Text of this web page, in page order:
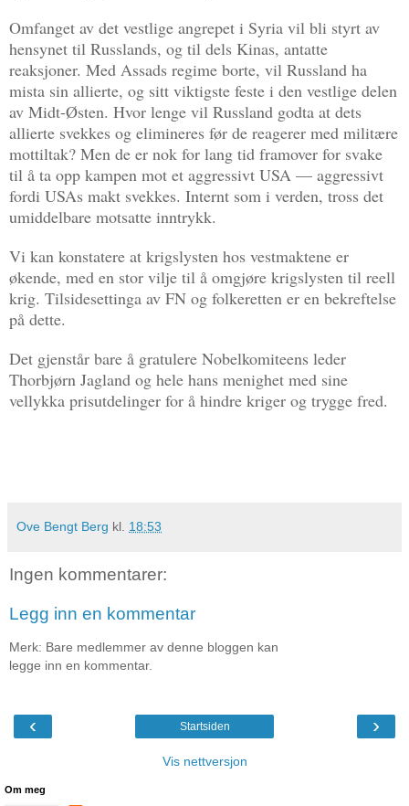
Omfanget av det vestlige angrepet i Syria vil bli styrt av
hensynet til Russlands, og til dels Kinas, antatte
reaksjoner. Med Assads regime borte, vil Russland ha
mista sin allierte, og sitt viktigste feste i den vestlige delen
av Midt-Østen. Hvor lenge vil Russland godta at dets
allierte svekkes og elimineres før de reagerer med militære
mottiltak? Men de er nok for lang tid framover for svake
til å ta opp kampen mot et aggressivt USA — aggressivt
fordi USAs makt svekkes. Internt som i verden, tross det
umiddelbare motsatte inntrykk.
Vi kan konstatere at krigslysten hos vestmaktene er
økende, med en stor vilje til å omgjøre krigslysten til reell
krig. Tilsidesettinga av FN og folkeretten er en bekreftelse
på dette.
Det gjenstår bare å gratulere Nobelkomiteens leder
Thorbjørn Jagland og hele hans menighet med sine
vellykka prisutdelinger for å hindre kriger og trygge fred.
Ove Bengt Berg kl. 18:53
Ingen kommentarer:
Legg inn en kommentar
Merk: Bare medlemmer av denne bloggen kan
legge inn en kommentar.
‹ ›
Startsiden
Vis nettversjon
Om meg